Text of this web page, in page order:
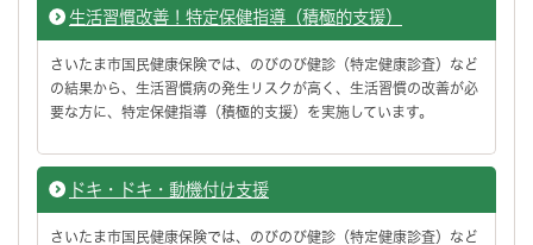
生活習慣改善！特定保健指導（積極的支援）
さいたま市国民健康保険では、のびのび健診（特定健康診査）など
の結果から、生活習慣病の発生リスクが高く、生活習慣の改善が必
要な方に、特定保健指導（積極的支援）を実施しています。
ドキ・ドキ・動機付け支援
さいたま市国民健康保険では、のびのび健診（特定健康診査）など